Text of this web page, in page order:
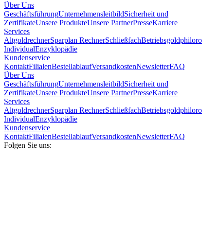
Über Uns
GeschäftsführungUnternehmensleitbildSicherheit und
ZertifikateUnsere ProdukteUnsere PartnerPresseKarriere
Services
AltgoldrechnerSparplan RechnerSchließfachBetriebsgoldphiloro
IndividualEnzyklopädie
Kundenservice
KontaktFilialenBestellablaufVersandkostenNewsletterFAQ
Über Uns
GeschäftsführungUnternehmensleitbildSicherheit und
ZertifikateUnsere ProdukteUnsere PartnerPresseKarriere
Services
AltgoldrechnerSparplan RechnerSchließfachBetriebsgoldphiloro
IndividualEnzyklopädie
Kundenservice
KontaktFilialenBestellablaufVersandkostenNewsletterFAQ
Folgen Sie uns: